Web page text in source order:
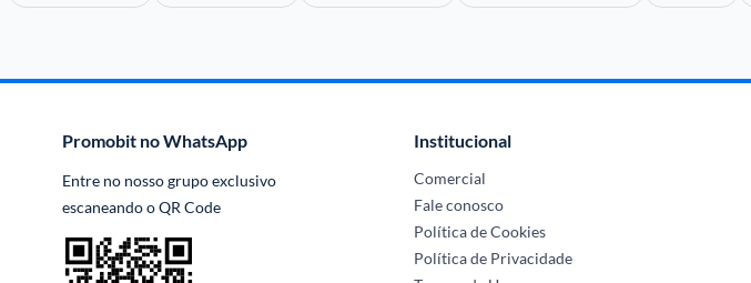
Promobit no WhatsApp
Entre no nosso grupo exclusivo
escaneando o QR Code
Institucional
Comercial
Fale conosco
Política de Cookies
Política de Privacidade